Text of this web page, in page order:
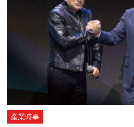
產業時事